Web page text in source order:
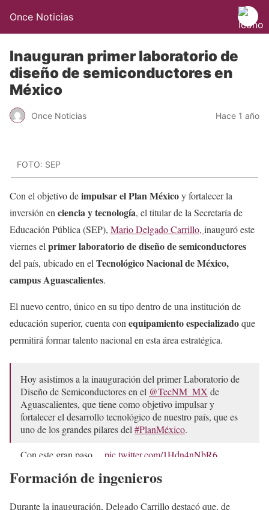
Once Noticias
Inauguran primer laboratorio de
diseño de semiconductores en
México
Once Noticias Hace 1 año
FOTO: SEP
Con el objetivo deimpulsar el Plan Méxicoy fortalecer la
inversión en ciencia y tecnología, el titular de la Secretaría de
Educación Pública (SEP), Mario Delgado Carrillo, inauguró este
viernes el primer laboratorio de diseño de semiconductores
del país, ubicado en el Tecnológico Nacional de México,
campus Aguascalientes.
El nuevo centro, único en su tipo dentro de una institución de
educación superior, cuenta con equipamiento especializadoque
permitirá formar talento nacional en esta área estratégica.
Hoy asistimos a la inauguración del primer Laboratorio de
Diseño de Semiconductores en el @TecNM_MX de
Aguascalientes, que tiene como objetivo impulsar y
fortalecer el desarrollo tecnológico de nuestro país, que es
uno de los grandes pilares del #PlanMéxico.
Con este gran paso… pic.twitter.com/1Hdn4nNbR6
— Mario Delgado (@mario_delgado)
Formación de ingenieros
Durante la inauguración, Delgado Carrillo destacó que, de